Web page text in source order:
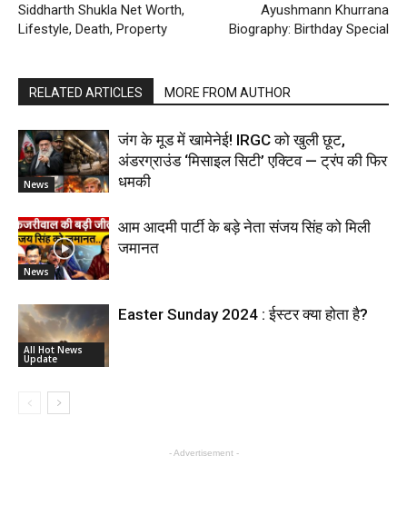
Siddharth Shukla Net Worth,
Lifestyle, Death, Property
Ayushmann Khurrana
Biography: Birthday Special
RELATED ARTICLES MORE FROM AUTHOR
News
जंग के मूड में खामेनेई! IRGC को खुली छूट,
अंडरग्राउंड ‘मिसाइल सिटी’ एक्टिव — ट्रंप की फिर
धमकी
News
आम आदमी पार्टी के बड़े नेता संजय सिंह को मिली
जमानत
All Hot News
Update
Easter Sunday 2024 : ईस्टर क्या होता है?
- Advertisement -